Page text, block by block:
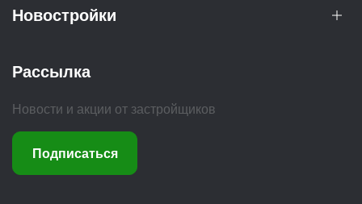
Новостройки
Рассылка
Новости и акции от застройщиков
Подписаться